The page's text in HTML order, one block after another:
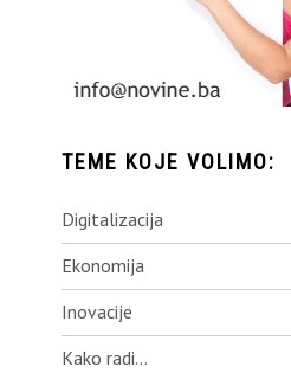
TEME KOJE VOLIMO:
Digitalizacija
Ekonomija
Inovacije
Kako radi…